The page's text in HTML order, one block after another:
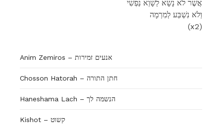
אֲשֶׁר לֹא נָשָׂא לַשָׁוְא נַפְשִׁי
וְלֹא נִשְׁבַּע לְמִרְמָה
(x2)
Anim Zemiros – אנעים זמירות
Chosson Hatorah – חתן התורה
Haneshama Lach – הנשמה לך
Kishot – קשוט